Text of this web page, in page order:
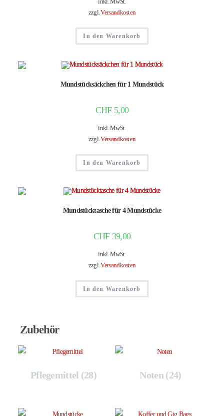
inkl. MwSt.
zzgl.Versandkosten
In den Warenkorb
Mundstücksäckchen für 1 Mundstück
CHF5,00
inkl. MwSt.
zzgl.Versandkosten
In den Warenkorb
Mundstücktasche für 4 Mundstücke
CHF39,00
inkl. MwSt.
zzgl.Versandkosten
In den Warenkorb
Zubehör
Pflegemittel (28) Noten (24)